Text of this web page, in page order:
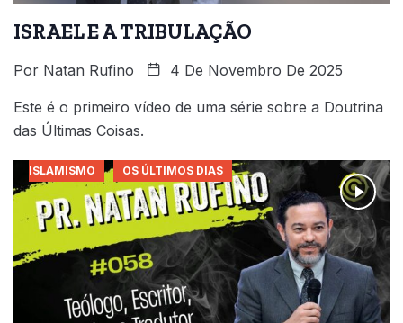
ISRAEL E A TRIBULAÇÃO
Por Natan Rufino 4 De Novembro De 2025
Este é o primeiro vídeo de uma série sobre a Doutrina
das Últimas Coisas.
ISLAMISMO OS ÚLTIMOS DIAS